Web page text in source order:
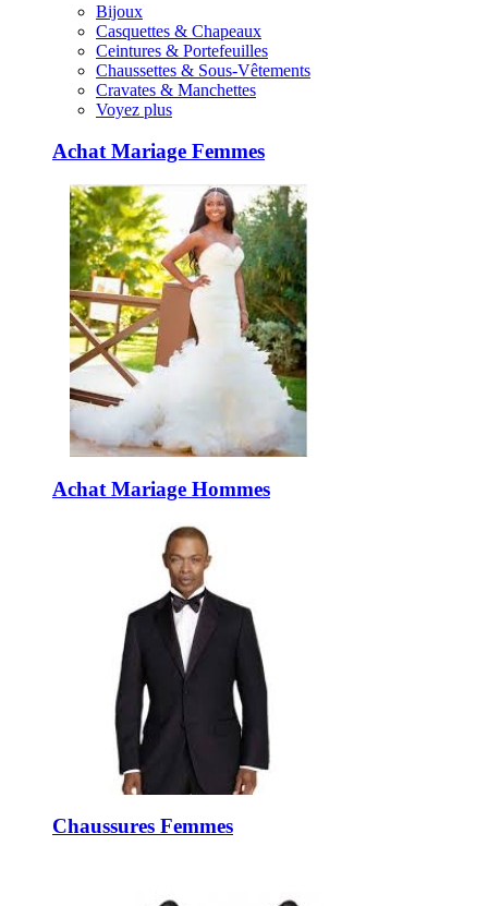
Bijoux
Casquettes & Chapeaux
Ceintures & Portefeuilles
Chaussettes & Sous-Vêtements
Cravates & Manchettes
Voyez plus
Achat Mariage Femmes
Achat Mariage Hommes
Chaussures Femmes